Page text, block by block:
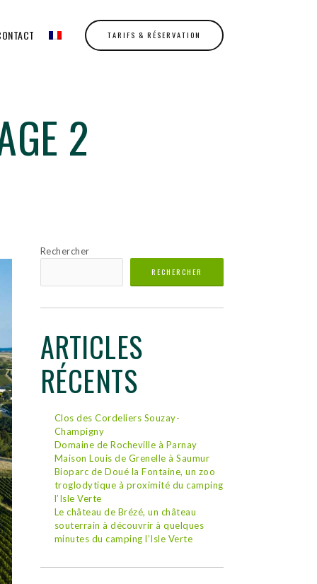
TARIFS & RÉSERVATION
2
Rechercher
RECHERCHER
ARTICLES
RÉCENTS
Clos des Cordeliers Souzay-
Champigny
Domaine de Rocheville à Parnay
Maison Louis de Grenelle à Saumur
Bioparc de Doué la Fontaine, un zoo
troglodytique à proximité du camping
l’Isle Verte
Le château de Brézé, un château
souterrain à découvrir à quelques
minutes du camping l’Isle Verte